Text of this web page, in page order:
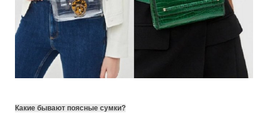
Какие бывают поясные сумки?